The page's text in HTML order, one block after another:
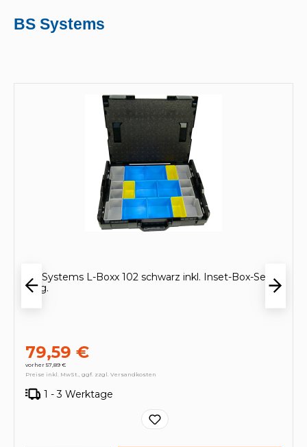
BS Systems
BS Systems L-Boxx 102 schwarz inkl. Inset-Box-Set
11tlg.
79,59 €
vorher 57,89 €
Preise inkl. MwSt., ggf. zzgl. Versandkosten
1 - 3 Werktage